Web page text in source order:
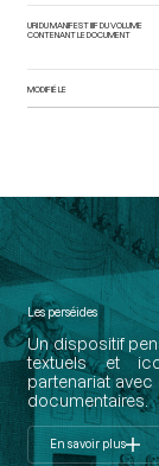
URI DU MANIFEST IIIF DU VOLUME
CONTENANT LE DOCUMENT
MODIFIÉ LE
Les perséides
Un dispositif
textuels et
partenariat
documentaires.
En savoir plus